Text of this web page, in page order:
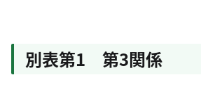
別表第1 第3関係